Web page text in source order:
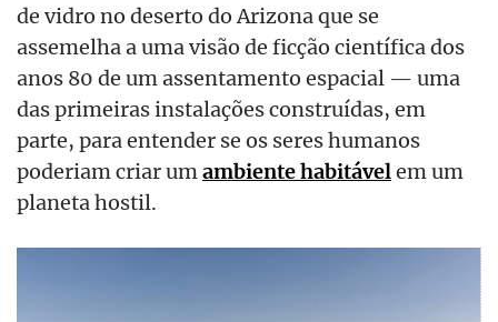
de vidro no deserto do Arizona que se
assemelha a uma visão de ficção científica dos
anos 80 de um assentamento espacial — uma
das primeiras instalações construídas, em
parte, para entender se os seres humanos
poderiam criar um ambiente habitável em um
planeta hostil.